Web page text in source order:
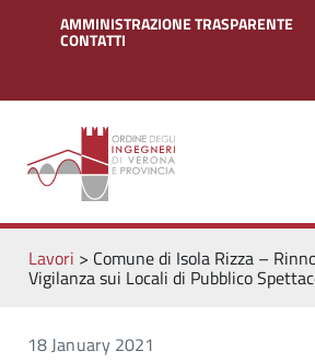
AMMINISTRAZIONE TRASPARENTE
CONTATTI
Lavori > Comune di Isola Rizza –
Vigilanza sui Locali di Pubblico
18 January 2021